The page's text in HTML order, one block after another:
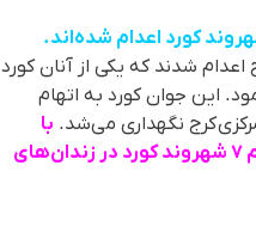
٥ شهروند در ندامتگاه مرکزی کرج اعدام شدند کە یکی از آنان کورد
فرامرزی" ٢٣ سالە اهل سقز اعلام نمود. این جوان کورد بە اتهام
با
استناد بە آمار بە ثبت رسیدە در مرکز آمار وب‌سایت حقوق بشری "هەنگاو"، طی دو هفتە گذشتە اعدام ٧ شهروند کورد در زندان‌های